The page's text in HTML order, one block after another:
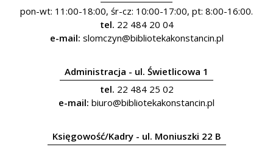
pon-wt: 11:00-18:00, śr-cz: 10:00-17:00, pt: 8:00-16:00.
tel. 22 484 20 04
e-mail: slomczyn@bibliotekakonstancin.pl
Administracja - ul. Świetlicowa 1
tel. 22 484 25 02
e-mail: biuro@bibliotekakonstancin.pl
Księgowość/Kadry - ul. Moniuszki 22 B